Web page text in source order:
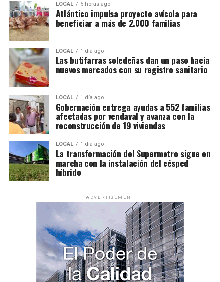
LOCAL 5 horas ago
Atlántico impulsa proyecto avícola para
beneficiar a más de 2.000 familias
LOCAL 1 día ago
Las butifarras soledeñas dan un paso hacia
nuevos mercados con su registro sanitario
LOCAL 1 día ago
Gobernación entrega ayudas a 552 familias
afectadas por vendaval y avanza con la
reconstrucción de 19 viviendas
LOCAL 1 día ago
La transformación del Supermetro sigue en
marcha con la instalación del césped
híbrido
ADVERTISEMENT